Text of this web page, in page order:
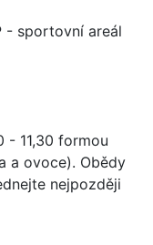
- sportovní areál
- 11,30 formou
a ovoce). Obědy
nejpozději